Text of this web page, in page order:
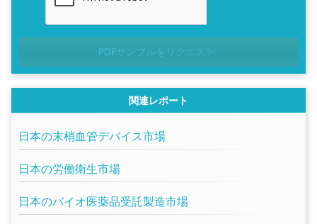
PDFサンプルをリクエスト
関連レポート
日本の末梢血管デバイス市場
日本の労働衛生市場
日本のバイオ医薬品受託製造市場